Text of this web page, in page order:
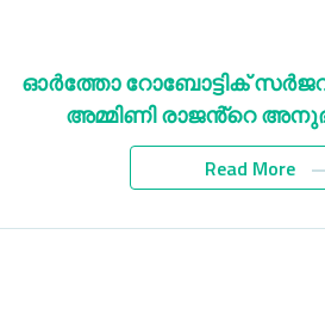
ഓർത്തോ റോബോട്ടിക് സർജറി
അമ്മിണി രാജൻ്റെ
Read More